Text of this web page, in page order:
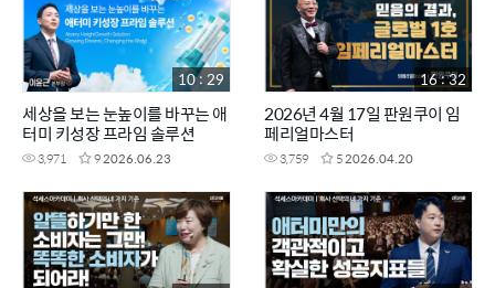
세상을 보는 눈높이를 바꾸는 애
터미 키성장 프라임 솔루션
3,971 92026.06.23
10 : 29
2026년 4월 17일 판원쿠이 임
페리얼마스터
3,759 52026.04.20
16 : 32